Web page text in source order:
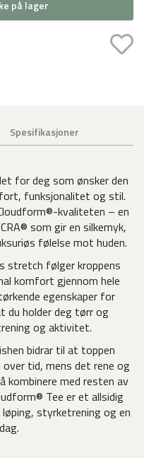
på lager
Spesifikasjoner
for deg som ønsker den
funksjonalitet og stil.
kvaliteten – en
som gir en silkemyk,
følelse mot huden.
stretch følger kroppens
komfort gjennom hele
egenskaper for
holder deg tørr og
og aktivitet.
bidrar til at toppen
tid, mens det rene og
kombinere med resten av
Tee er et allsidig
styrketrening og en